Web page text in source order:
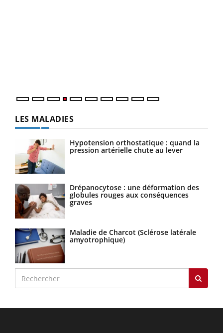
LES MALADIES
Hypotension orthostatique : quand la
pression artérielle chute au lever
Drépanocytose : une déformation des
globules rouges aux conséquences
graves
Maladie de Charcot (Sclérose latérale
amyotrophique)